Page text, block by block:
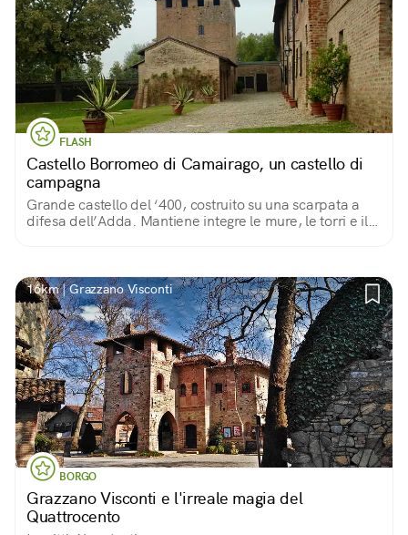
FLASH
Castello Borromeo di Camairago, un castello di
campagna
Grande castello del ‘400, costruito su una scarpata a
difesa dell’Adda. Mantiene integre le mure, le torri e il
16km | Grazzano Visconti
BORGO
Grazzano Visconti e l'irreale magia del
Quattrocento